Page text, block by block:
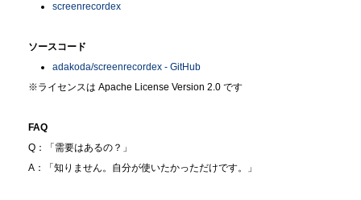
screenrecordex
ソースコード
adakoda/screenrecordex - GitHub
※ライセンスは Apache License Version 2.0 です
FAQ
Q：「需要はあるの？」
A：「知りません。自分が使いたかっただけです。」